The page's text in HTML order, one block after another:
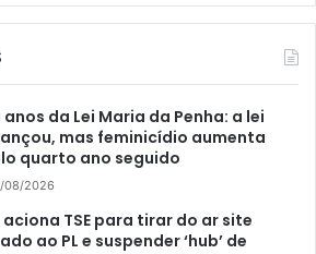
anos da Lei Maria da Penha: a lei
mas feminicídio aumenta
quarto ano seguido
08/2026
aciona TSE para tirar do ar site
ao PL e suspender ‘hub’ de